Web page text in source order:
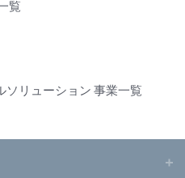
覧
リューション 事業一覧